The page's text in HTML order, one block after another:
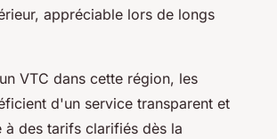
appréciable lors de longs
VTC dans cette région, les
d'un service transparent et
à des tarifs clarifiés dès la